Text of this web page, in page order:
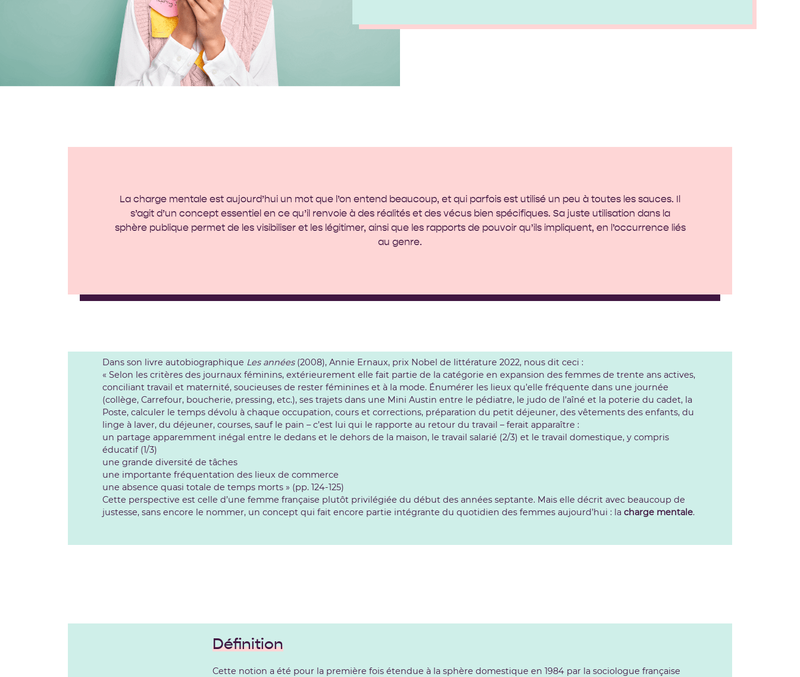
La charge mentale est aujourd’hui un mot que l’on entend beaucoup, et qui parfois est utilisé un peu à toutes les sauces. Il
s’agit d’un concept essentiel en ce qu’il renvoie à des réalités et des vécus bien spécifiques. Sa juste utilisation dans la
sphère publique permet de les visibiliser et les légitimer, ainsi que les rapports de pouvoir qu’ils impliquent, en l’occurrence liés
au genre.
Dans son livre autobiographique Les années (2008), Annie Ernaux, prix Nobel de littérature 2022, nous dit ceci :
« Selon les critères des journaux féminins, extérieurement elle fait partie de la catégorie en expansion des femmes de trente ans actives,
conciliant travail et maternité, soucieuses de rester féminines et à la mode. Énumérer les lieux qu’elle fréquente dans une journée
(collège, Carrefour, boucherie, pressing, etc.), ses trajets dans une Mini Austin entre le pédiatre, le judo de l’aîné et la poterie du cadet, la
Poste, calculer le temps dévolu à chaque occupation, cours et corrections, préparation du petit déjeuner, des vêtements des enfants, du
linge à laver, du déjeuner, courses, sauf le pain – c’est lui qui le rapporte au retour du travail – ferait apparaître :
un partage apparemment inégal entre le dedans et le dehors de la maison, le travail salarié (2/3) et le travail domestique, y compris
éducatif (1/3)
une grande diversité de tâches
une importante fréquentation des lieux de commerce
une absence quasi totale de temps morts » (pp. 124-125)
Cette perspective est celle d’une femme française plutôt privilégiée du début des années septante. Mais elle décrit avec beaucoup de
justesse, sans encore le nommer, un concept qui fait encore partie intégrante du quotidien des femmes aujourd’hui : la charge mentale.
Définition
Cette notion a été pour la première fois étendue à la sphère domestique en 1984 par la sociologue française